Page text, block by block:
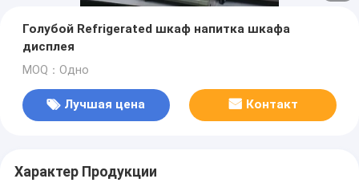
Голубой Refrigerated шкаф напитка шкафа
дисплея
MOQ：Одно
Лучшая цена Контакт
Характер Продукции